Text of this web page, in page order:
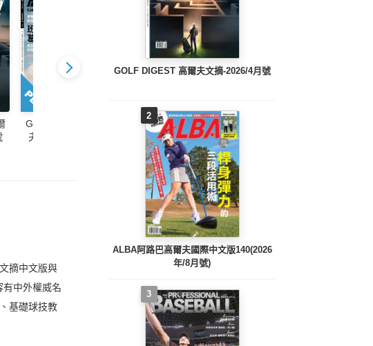
GOLF DIGEST 高爾
夫文摘-2026/3月號
GOLF DIGEST 高爾
夫文摘-2026/2月號
摘中文版與
中外權威名
基礎球技教
GOLF DIGEST 高爾夫文摘-2026/4月號
2
ALBA阿路巴高爾夫國際中文版140(2026
年/8月號)
3